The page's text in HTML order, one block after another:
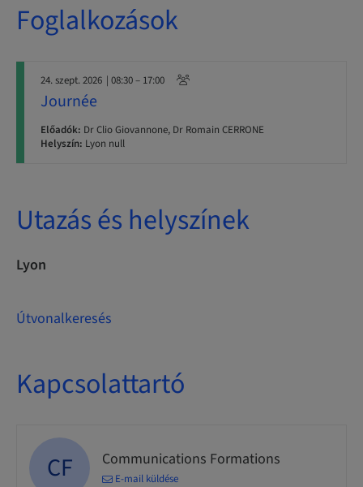
Foglalkozások
24. szept. 2026 | 08:30 – 17:00
Journée
Előadók: Dr Clio Giovannone, Dr Romain CERRONE
Helyszín: Lyon null
Utazás és helyszínek
Lyon
Útvonalkeresés
Kapcsolattartó
CF Communications Formations
E-mail küldése